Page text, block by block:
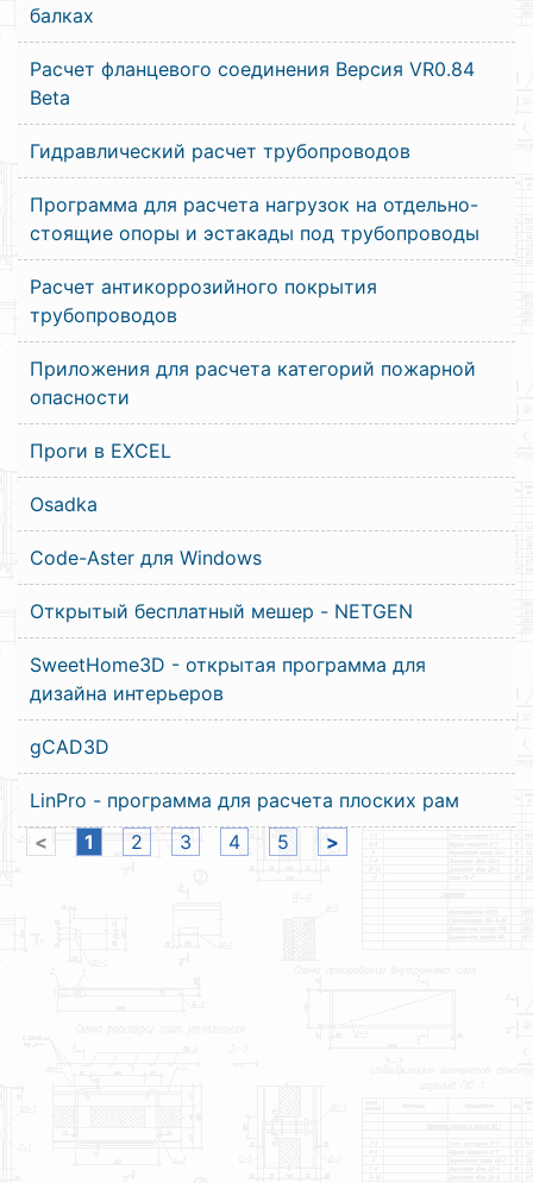
балках
Расчет фланцевого соединения Версия VR0.84
Beta
Гидравлический расчет трубопроводов
Программа для расчета нагрузок на отдельно-
стоящие опоры и эстакады под трубопроводы
Расчет антикоррозийного покрытия
трубопроводов
Приложения для расчета категорий пожарной
опасности
Проги в EXCEL
Osadka
Code-Aster для Windows
Открытый бесплатный мешер - NETGEN
SweetHome3D - открытая программа для
дизайна интерьеров
gCAD3D
LinPro - программа для расчета плоских рам
<
1 2 3 4 5 >